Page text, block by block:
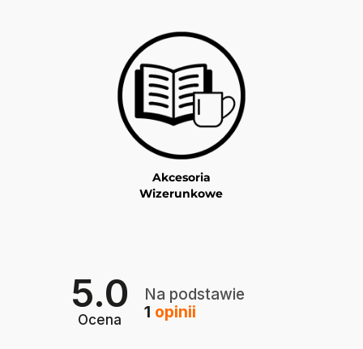
Akcesoria
Wizerunkowe
5.0
Ocena
Na podstawie
1 opinii